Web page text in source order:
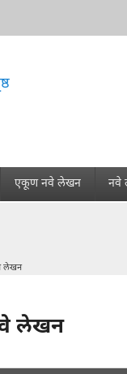
एकूण नवे लेखन नवे
लेखन
लेखन